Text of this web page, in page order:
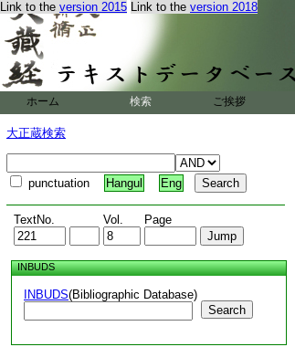
Link to the version 2015 Link to the version 2018
ホーム 検索 ご挨拶
大正蔵検索
punctuation Hangul Eng
TextNo. Vol. Page
INBUDS
INBUDS(Bibliographic Database)
Search